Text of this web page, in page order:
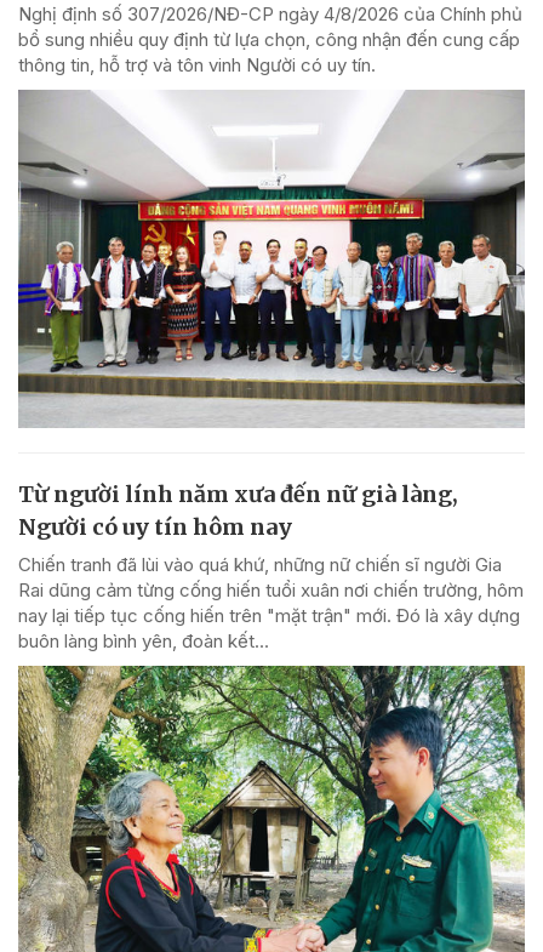
Nghị định số 307/2026/NĐ-CP ngày 4/8/2026 của Chính phủ
bổ sung nhiều quy định từ lựa chọn, công nhận đến cung cấp
thông tin, hỗ trợ và tôn vinh Người có uy tín.
Từ người lính năm xưa đến nữ già làng,
Người có uy tín hôm nay
Chiến tranh đã lùi vào quá khứ, những nữ chiến sĩ người Gia
Rai dũng cảm từng cống hiến tuổi xuân nơi chiến trường, hôm
nay lại tiếp tục cống hiến trên "mặt trận" mới. Đó là xây dựng
buôn làng bình yên, đoàn kết...